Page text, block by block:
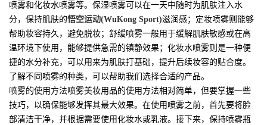
喷雾和化妆水喷雾等。保湿喷雾可以在一天中随时为肌肤注入水
分，保持肌肤的悟空运动(WuKong Sport)滋润感；定妆喷雾则能够
帮助妆容持久，避免脱妆；舒缓喷雾一般用于缓解肌肤敏感或在高
温环境下使用，能够提供急需的镇静效果；化妆水喷雾则是一种便
捷的水分补充，可以用来为肌肤打基础，提升后续妆容的贴合度。
了解不同喷雾的种类，可以帮助我们选择合适的产品。
喷雾的使用方法喷雾美妆用品的使用方法相对简单，但要掌握一些
技巧，以确保能够发挥其最大效果。在使用喷雾之前，首先要将脸
部清洁干净，并根据需要使用化妆水或乳液。接下来，保持喷雾瓶